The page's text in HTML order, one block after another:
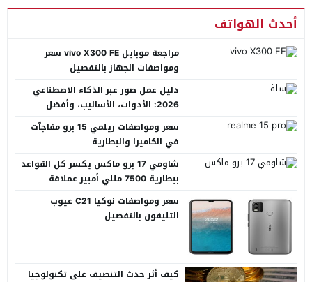
أحدث الهواتف
مراجعة موبايل vivo X300 FE سعر
ومواصفات الجهاز بالتفصيل
دليل عمل صور عبر الذكاء الاصطناعي
2026: الأدوات، الأساليب، وأفضل
المنصات العربية
سعر ومواصفات ريلمي 15 برو مفاجآت
في الكاميرا والبطارية
شاومي 17 برو ماكس يكسر كل القواعد
ببطارية 7500 مللي أمبير عملاقة
سعر ومواصفات نوكيا C21 عيوب
التليفون بالتفصيل
كيف أثر حدث التنصيف على تكنولوجيا